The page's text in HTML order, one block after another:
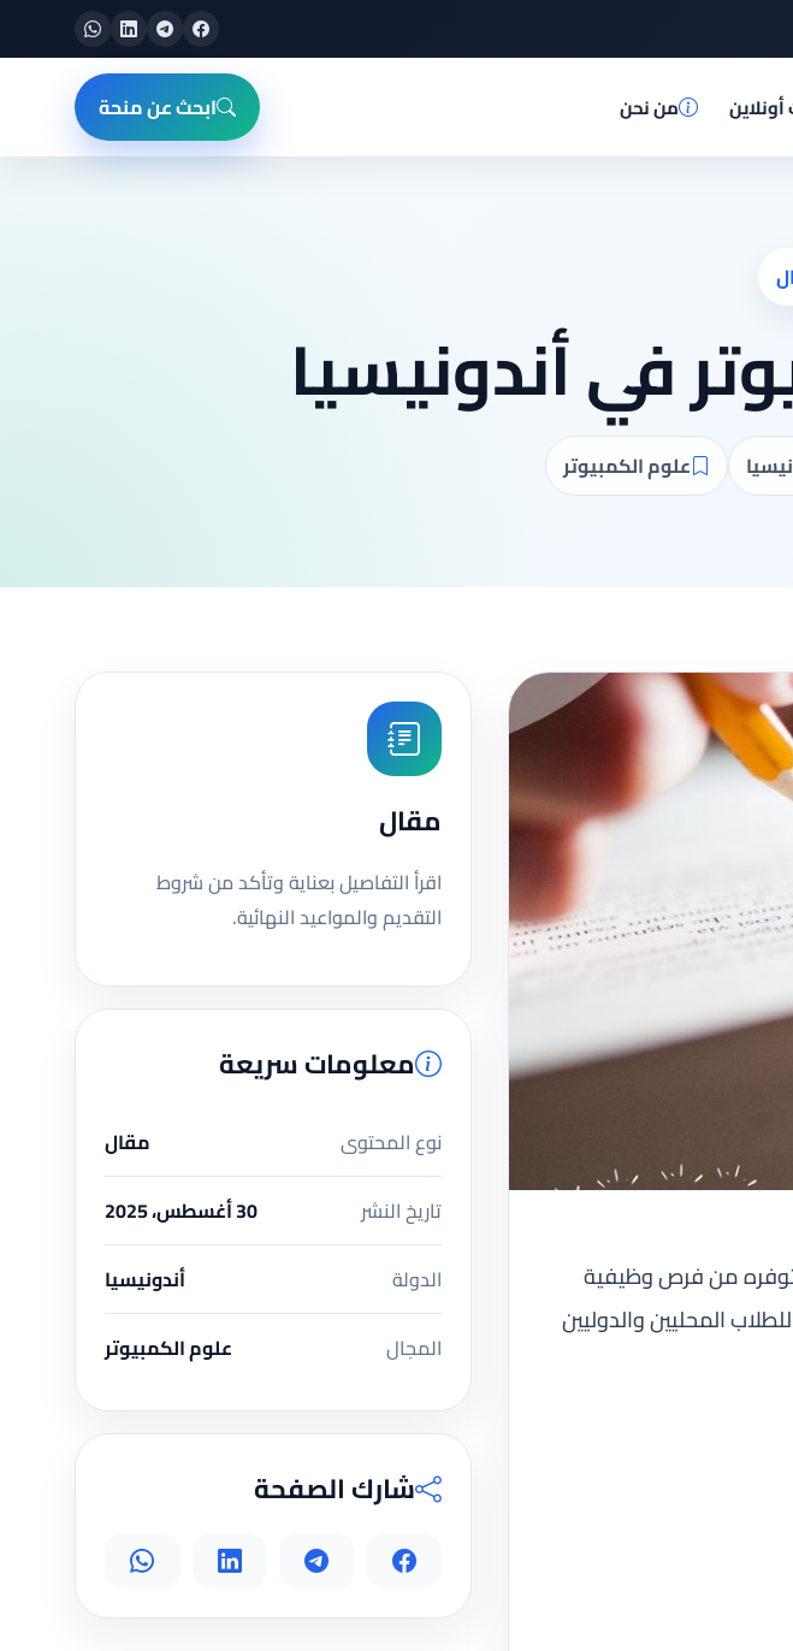
من نحن ابحث عن منحة
في أندونيسيا
علوم الكمبيوتر
توفره من فرص وظيفية
المحليين والدوليين
مقال
اقرأ التفاصيل بعناية وتأكد من شروط
التقديم والمواعيد النهائية.
معلومات سريعة
نوع المحتوى
مقال
تاريخ النشر
30 أغسطس، 2025
الدولة
أندونيسيا
المجال
علوم الكمبيوتر
شارك الصفحة